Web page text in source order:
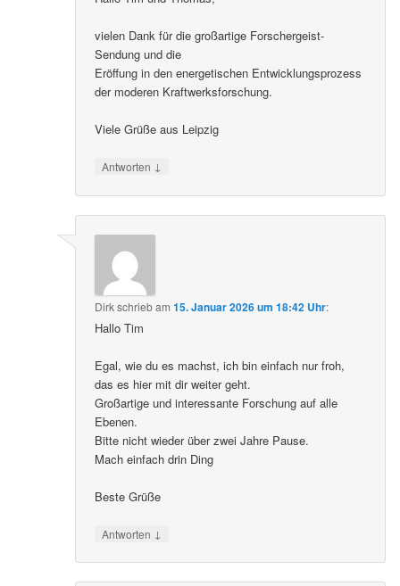
vielen Dank für die großartige Forschergeist-
Sendung und die
Eröffung in den energetischen Entwicklungsprozess
der moderen Kraftwerksforschung.
Viele Grüße aus Leipzig
Antworten ↓
Dirkschriebam15. Januar 2026 um 18:42 Uhr:
Hallo Tim
Egal, wie du es machst, ich bin einfach nur froh,
das es hier mit dir weiter geht.
Großartige und interessante Forschung auf alle
Ebenen.
Bitte nicht wieder über zwei Jahre Pause.
Mach einfach drin Ding
Beste Grüße
Antworten ↓